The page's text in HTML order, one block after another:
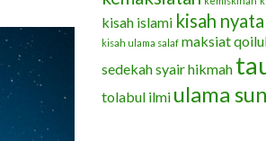
kisah islami kisah nyata
kisah ulama salaf maksiat
sedekahsyair hikmah
tolabul ilmi ulama